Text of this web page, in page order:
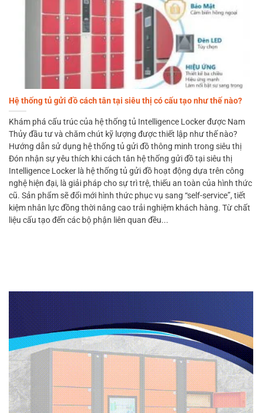
Hệ thống tủ gửi đồ cách tân tại siêu thị có cấu tạo như thế nào?
Khám phá cấu trúc của hệ thống tủ Intelligence Locker được Nam
Thủy đầu tư và chăm chút kỹ lượng được thiết lập như thế nào?
Hướng dẫn sử dụng hệ thống tủ gửi đồ thông minh trong siêu thị
Đón nhận sự yêu thích khi cách tân hệ thống gửi đồ tại siêu thị
Intelligence Locker là hệ thống tủ gửi đồ hoạt động dựa trên công
nghệ hiện đại, là giải pháp cho sự trì trệ, thiếu an toàn của hình thức
cũ. Sản phẩm sẽ đổi mới hình thức phục vụ sang “self-service”, tiết
kiệm nhân lực đồng thời nâng cao trải nghiệm khách hàng. Từ chất
liệu cấu tạo đến các bộ phận liên quan đều...